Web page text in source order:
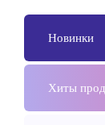
Новинки
Хиты